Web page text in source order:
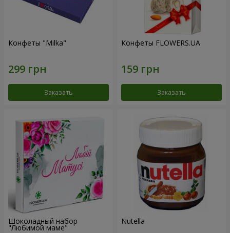
Конфеты "Milka"
Заказать
Конфеты FLOWERS.UA
Заказать
Шоколадный набор
"Любимой маме"
Nutella